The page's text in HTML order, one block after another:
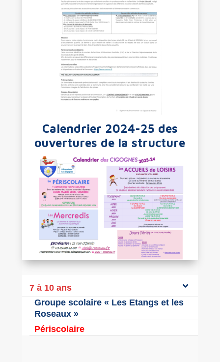
7 à 10 ans
Groupe scolaire « Les Etangs et les
Roseaux »
Périscolaire
Calendrier 2024-25 des
ouvertures de la structure